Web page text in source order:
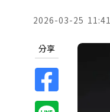
2026-03-25 11:41
分享